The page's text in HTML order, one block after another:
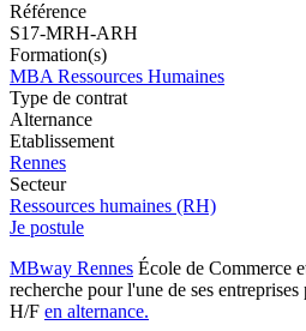
Référence
S17-MRH-ARH
Formation(s)
MBA Ressources Humaines
Type de contrat
Alternance
Etablissement
Rennes
Secteur
Ressources humaines (RH)
Je postule
MBway Rennes École de Commerce
recherche pour l'une de ses
H/F en alternance.